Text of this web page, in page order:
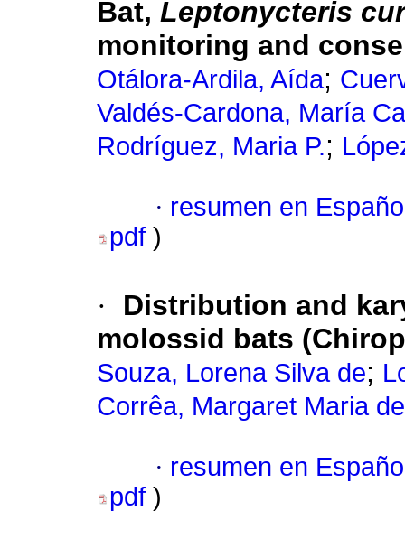
Bat, Leptonycteris
monitoring and
Otálora-Ardila, Aída;
Valdés-Cardona, María
Rodríguez, Maria P.;
· resumen en
pdf )
·
Distribution and
molossid bats
Souza, Lorena Silva de;
Corrêa, Margaret Maria
· resumen en
pdf )